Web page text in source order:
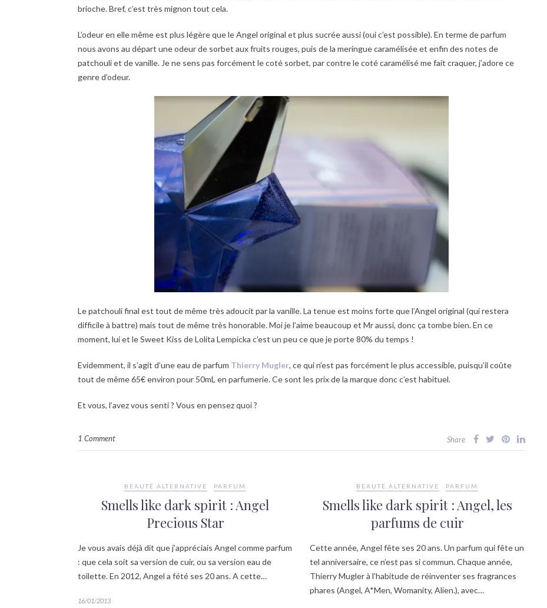
brioche. Bref, c’est très mignon tout cela.
L’odeur en elle même est plus légère que le Angel original et plus sucrée aussi (oui c’est possible). En terme de parfum
nous avons au départ une odeur de sorbet aux fruits rouges, puis de la meringue caramélisée et enfin des notes de
patchouli et de vanille. Je ne sens pas forcément le coté sorbet, par contre le coté caramélisé me fait craquer, j’adore ce
genre d’odeur.
Le patchouli final est tout de même très adoucit par la vanille. La tenue est moins forte que l’Angel original (qui restera
difficile à battre) mais tout de même très honorable. Moi je l’aime beaucoup et Mr aussi, donc ça tombe bien. En ce
moment, lui et le Sweet Kiss de Lolita Lempicka c’est un peu ce que je porte 80% du temps !
Evidemment, il s’agit d’une eau de parfum Thierry Mugler, ce qui n’est pas forcément le plus accessible, puisqu’il coûte
tout de même 65€ environ pour 50mL en parfumerie. Ce sont les prix de la marque donc c’est habituel.
Et vous, l’avez vous senti ? Vous en pensez quoi ?
1 Comment Share
BEAUTÉ ALTERNATIVE PARFUM
Smells like dark spirit : Angel
Precious Star
Je vous avais déjà dit que j’appréciais Angel comme parfum
: que cela soit sa version de cuir, ou sa version eau de
toilette. En 2012, Angel a fété ses 20 ans. A cette…
16/01/2013
BEAUTÉ ALTERNATIVE PARFUM
Smells like dark spirit : Angel, les
parfums de cuir
Cette année, Angel fête ses 20 ans. Un parfum qui fête un
tel anniversaire, ce n’est pas si commun. Chaque année,
Thierry Mugler à l’habitude de réinventer ses fragrances
phares (Angel, A*Men, Womanity, Alien.), avec…